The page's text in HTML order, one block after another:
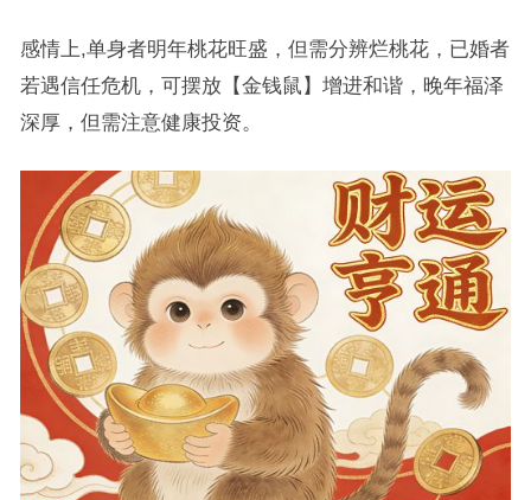
感情上,单身者明年桃花旺盛，但需分辨烂桃花，已婚者
若遇信任危机，可摆放【金钱鼠】增进和谐，晚年福泽
深厚，但需注意健康投资。